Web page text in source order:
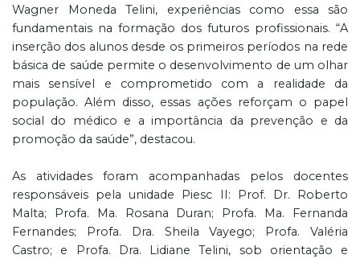
Wagner Moneda Telini, experiências como essa são
fundamentais na formação dos futuros profissionais. “A
inserção dos alunos desde os primeiros períodos na rede
básica de saúde permite o desenvolvimento de um olhar
mais sensível e comprometido com a realidade da
população. Além disso, essas ações reforçam o papel
social do médico e a importância da prevenção e da
promoção da saúde”, destacou.
As atividades foram acompanhadas pelos docentes
responsáveis pela unidade Piesc II: Prof. Dr. Roberto
Malta; Profa. Ma. Rosana Duran; Profa. Ma. Fernanda
Fernandes; Profa. Dra. Sheila Vayego; Profa. Valéria
Castro; e Profa. Dra. Lidiane Telini, sob orientação e